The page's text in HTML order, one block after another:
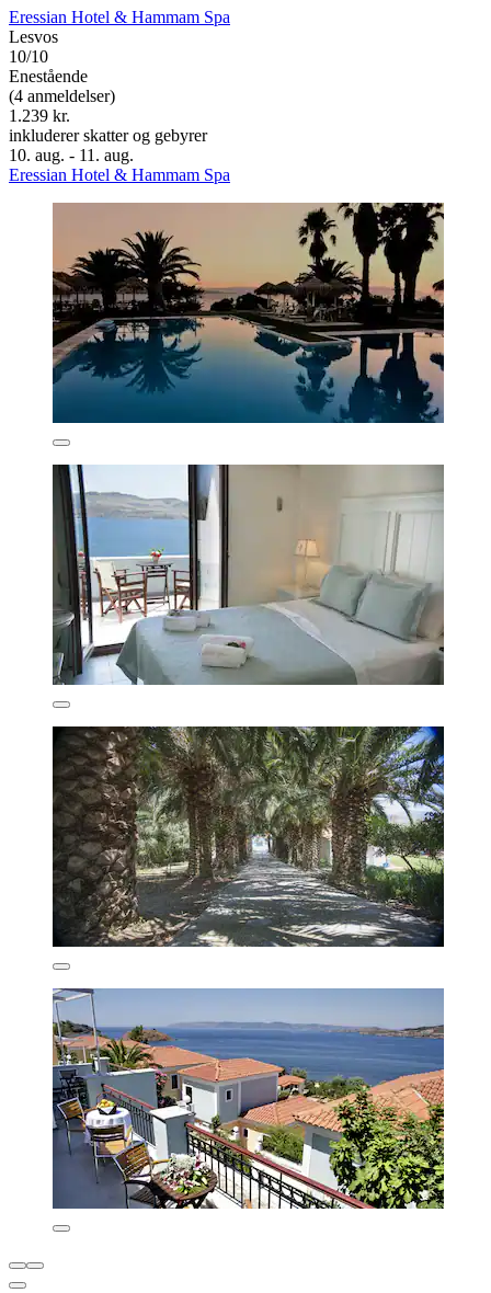
Eressian Hotel & Hammam Spa
Lesvos
10/10
Enestående
(4 anmeldelser)
1.239 kr.
inkluderer skatter og gebyrer
10. aug. - 11. aug.
Eressian Hotel & Hammam Spa